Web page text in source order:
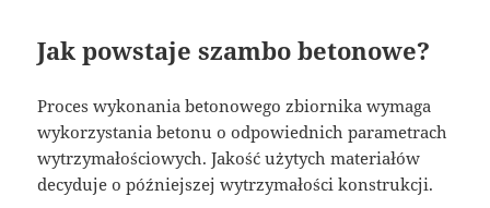
Jak powstaje szambo betonowe?
Proces wykonania betonowego zbiornika wymaga
wykorzystania betonu o odpowiednich parametrach
wytrzymałościowych. Jakość użytych materiałów
decyduje o późniejszej wytrzymałości konstrukcji.